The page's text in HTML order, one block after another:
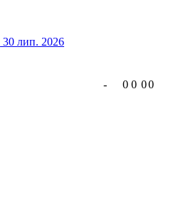
30 лип. 2026
- 0 0 00